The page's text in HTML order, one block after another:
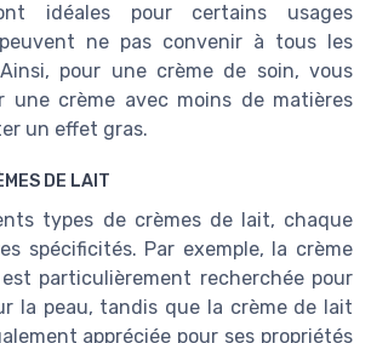
idéales pour certains usages
ne pas convenir à tous les
pour une crème de soin, vous
une crème avec moins de matières
un effet gras.
DE LAIT
types de crèmes de lait, chaque
spécificités. Par exemple, la crème
particulièrement recherchée pour
la peau, tandis que la crème de lait
appréciée pour ses propriétés